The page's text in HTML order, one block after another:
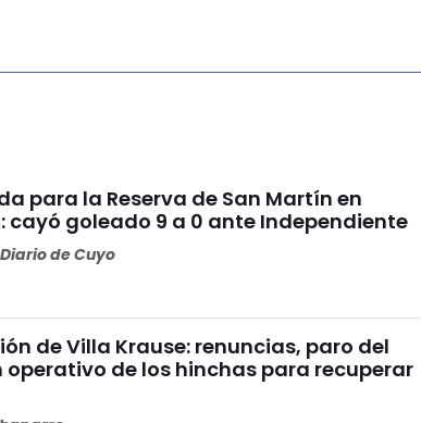
para la Reserva de San Martín en
cayó goleado 9 a 0 ante Independiente
de Cuyo
de Villa Krause: renuncias, paro del
operativo de los hinchas para recuperar